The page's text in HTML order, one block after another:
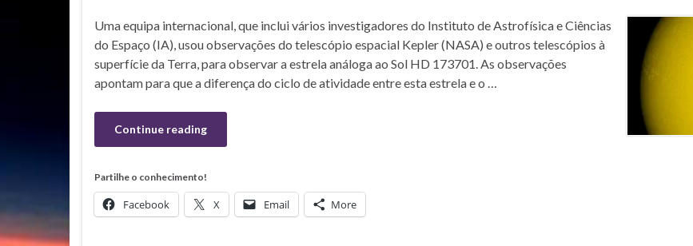
Uma equipa internacional, que inclui vários investigadores do Instituto de Astrofísica e Ciências
do Espaço (IA), usou observações do telescópio espacial Kepler (NASA) e outros telescópios à
superfície da Terra, para observar a estrela análoga ao Sol HD 173701. As observações
apontam para que a diferença do ciclo de atividade entre esta estrela e o …
Continue reading
Partilhe o conhecimento!
Facebook X Email More